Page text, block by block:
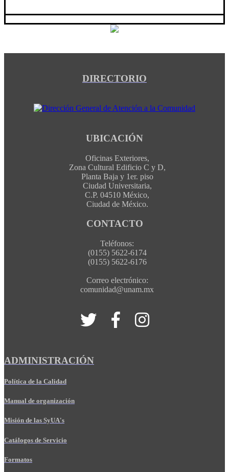
DIRECTORIO
UBICACIÓN
Oficinas Exteriores,
Zona Cultural Edificio C y D,
Planta Baja y 1er. piso
Ciudad Universitaria,
C.P. 04510 México,
Ciudad de México.
CONTACTO
Teléfonos:
(0155) 5622-6174
(0155) 5622-6176
Correo electrónico:
comunidad@unam.mx
ADMINISTRACIÓN
Política de la Calidad
Manual de organización
Misión de las SyUA's
Catálogos de Servicio
Formatos